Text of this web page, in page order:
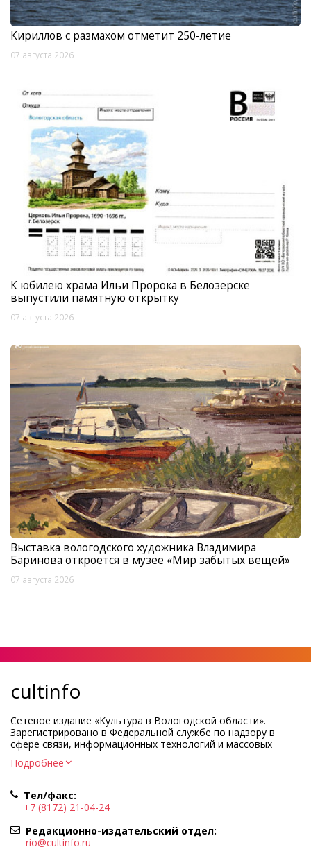
Кириллов с размахом отметит 250-летие
07 августа 2026
К юбилею храма Ильи Пророка в Белозерске
выпустили памятную открытку
07 августа 2026
Выставка вологодского художника Владимира
Баринова откроется в музее «Мир забытых вещей»
07 августа 2026
cultinfo
Сетевое издание «Культура в Вологодской области».
Зарегистрировано в Федеральной службе по надзору в
сфере связи, информационных технологий и массовых
Регистрационный номер и дата принятия решения о
Учредитель КУ ВО «Информационно-аналитический центр
культуры»
Адрес учредителя и редакции: 160000, Вологодская обл., г.
Вологда, ул. Марии Ульяновой, д.10
Подробнее
Тел/факс:
+7 (8172) 21-04-24
Редакционно-издательский отдел:
rio@cultinfo.ru